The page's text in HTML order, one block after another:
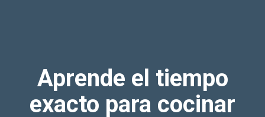
Aprende el tiempo
exacto para cocinar